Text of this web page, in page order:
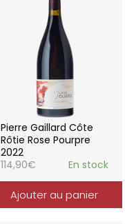
Pierre Gaillard Côte
Rôtie Rose Pourpre
2022
114,90€ En stock
Ajouter au panier